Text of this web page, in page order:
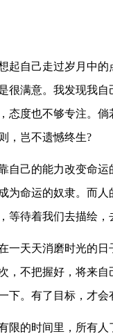
起自己走过岁月中
很满意。我发现我
态度也不够专注。倘
，岂不遗憾终生?
自己的能力改变命
为命运的奴隶。而
等待着我们去描绘，
一天天消磨时光的
，不把握好，将来
下。有了目标，才会
限的时间里，所有人